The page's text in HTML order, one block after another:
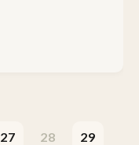
27 28 29